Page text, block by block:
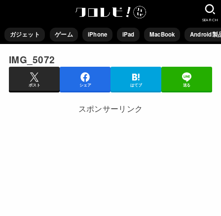
ガジェット ゲーム iPhone iPad MacBook Android製
SEARCH
IMG_5072
ポスト シェア はてブ 送る
スポンサーリンク